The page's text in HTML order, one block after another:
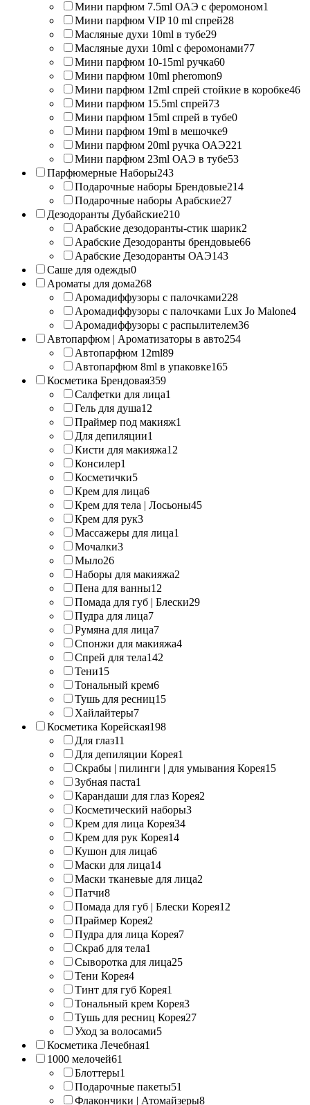
Мини парфюм 7.5ml ОАЭ с феромоном1
Мини парфюм VIP 10 ml спрей28
Масляные духи 10ml в тубе29
Масляные духи 10ml с феромонами77
Мини парфюм 10-15ml ручка60
Мини парфюм 10ml pheromon9
Мини парфюм 12ml спрей стойкие в коробке46
Мини парфюм 15.5ml спрей73
Мини парфюм 15ml спрей в тубе0
Мини парфюм 19ml в мешочке9
Мини парфюм 20ml ручка ОАЭ221
Мини парфюм 23ml ОАЭ в тубе53
Парфюмерные Наборы243
Подарочные наборы Брендовые214
Подарочные наборы Арабские27
Дезодоранты Дубайские210
Арабские дезодоранты-стик шарик2
Арабские Дезодоранты брендовые66
Арабские Дезодоранты ОАЭ143
Саше для одежды0
Ароматы для дома268
Аромадиффузоры с палочками228
Аромадиффузоры с палочками Lux Jo Malone4
Аромадиффузоры с распылителем36
Автопарфюм | Ароматизаторы в авто254
Автопарфюм 12ml89
Автопарфюм 8ml в упаковке165
Косметика Брендовая359
Салфетки для лица1
Гель для душа12
Праймер под макияж1
Для депиляции1
Кисти для макияжа12
Консилер1
Косметички5
Крем для лица6
Крем для тела | Лосьоны45
Крем для рук3
Массажеры для лица1
Мочалки3
Мыло26
Наборы для макияжа2
Пена для ванны12
Помада для губ | Блески29
Пудра для лица7
Румяна для лица7
Спонжи для макияжа4
Спрей для тела142
Тени15
Тональный крем6
Тушь для ресниц15
Хайлайтеры7
Косметика Корейская198
Для глаз11
Для депиляции Корея1
Скрабы | пилинги | для умывания Корея15
Зубная паста1
Карандаши для глаз Корея2
Косметический наборы3
Крем для лица Корея34
Крем для рук Корея14
Кушон для лица6
Маски для лица14
Маски тканевые для лица2
Патчи8
Помада для губ | Блески Корея12
Праймер Корея2
Пудра для лица Корея7
Скраб для тела1
Сыворотка для лица25
Тени Корея4
Тинт для губ Корея1
Тональный крем Корея3
Тушь для ресниц Корея27
Уход за волосами5
Косметика Лечебная1
1000 мелочей61
Блоттеры1
Подарочные пакеты51
Флакончики | Атомайзеры8